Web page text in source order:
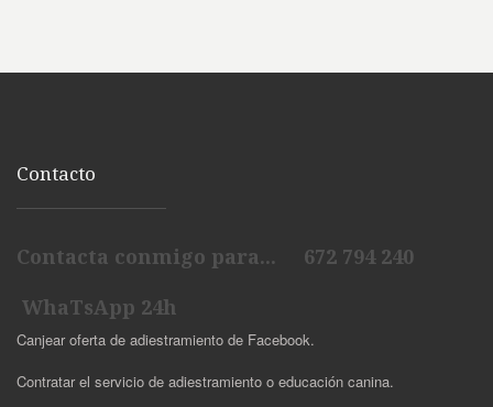
Contacto
Contacta conmigo para... 672 794 240
WhaTsApp 24h
Canjear oferta de adiestramiento de Facebook.
Contratar el servicio de adiestramiento o educación canina.